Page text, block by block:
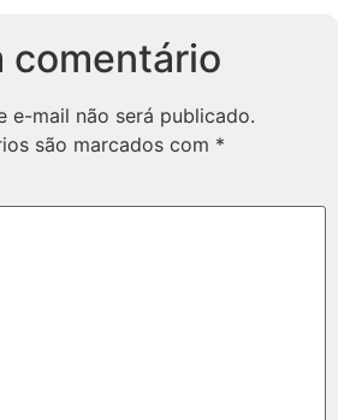
comentário
e-mail não será publicado.
são marcados com *